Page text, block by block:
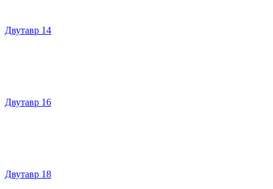
Двутавр 14
Двутавр 16
Двутавр 18